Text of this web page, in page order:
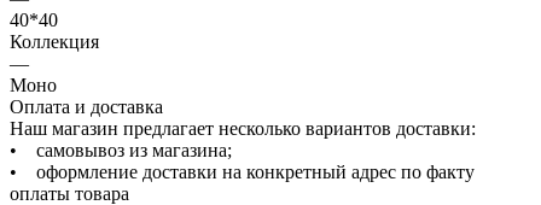
40*40
Коллекция
—
Моно
Оплата и доставка
Наш магазин предлагает несколько вариантов доставки:
• самовывоз из магазина;
• оформление доставки на конкретный адрес по факту
оплаты товара